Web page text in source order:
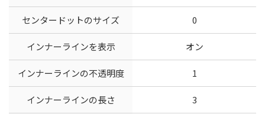
センタードットのサイズ 0
インナーラインを表示 オン
インナーラインの不透明度 1
インナーラインの長さ 3